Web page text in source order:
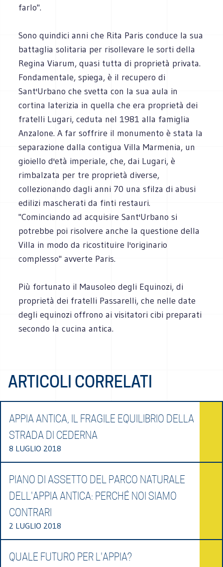
farlo".
Sono quindici anni che Rita Paris conduce la sua
battaglia solitaria per risollevare le sorti della
Regina Viarum, quasi tutta di proprietà privata.
Fondamentale, spiega, è il recupero di
Sant'Urbano che svetta con la sua aula in
cortina laterizia in quella che era proprietà dei
fratelli Lugari, ceduta nel 1981 alla famiglia
Anzalone. A far soffrire il monumento è stata la
separazione dalla contigua Villa Marmenia, un
gioiello d'età imperiale, che, dai Lugari, è
rimbalzata per tre proprietà diverse,
collezionando dagli anni 70 una sfilza di abusi
edilizi mascherati da finti restauri.
"Cominciando ad acquisire Sant'Urbano si
potrebbe poi risolvere anche la questione della
Villa in modo da ricostituire l'originario
complesso" avverte Paris.
Più fortunato il Mausoleo degli Equinozi, di
proprietà dei fratelli Passarelli, che nelle date
degli equinozi offrono ai visitatori cibi preparati
secondo la cucina antica.
ARTICOLI CORRELATI
APPIA ANTICA, IL FRAGILE EQUILIBRIO DELLA
STRADA DI CEDERNA
8 LUGLIO 2018
PIANO DI ASSETTO DEL PARCO NATURALE
DELL'APPIA ANTICA: PERCHÉ NOI SIAMO
CONTRARI
2 LUGLIO 2018
QUALE FUTURO PER L'APPIA?